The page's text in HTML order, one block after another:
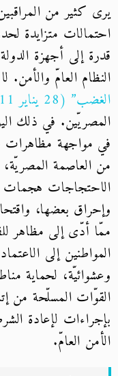
يرى كثير من
احتمالات متزايدة
قدرة إلى أجهزة
النظام العامّ
الغضب” (28 يناير 2011)
المصريّين. في ذلك
في مواجهة مظاهرات
من العاصمة
الاحتجاجات هجمات
وإحراق بعضها،
ممّا أدّى إلى مظاهر
المواطنين إلى
وعشوائيّة، لحماية
القوّات المسلّحة من
بإجراءات لإعادة
الأمن العامّ.